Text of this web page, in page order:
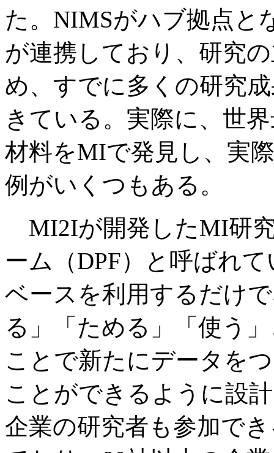
た。NIMSがハブ拠点と
が連携しており、研究
め、すでに多くの研究
きている。実際に、世
材料をMIで発見し、実
例がいくつもある。
MI2Iが開発したMI研
ーム（DPF）と呼ばれ
ベースを利用するだけ
る」「ためる」「使う
ことで新たにデータを
ことができるように設
企業の研究者も参加で